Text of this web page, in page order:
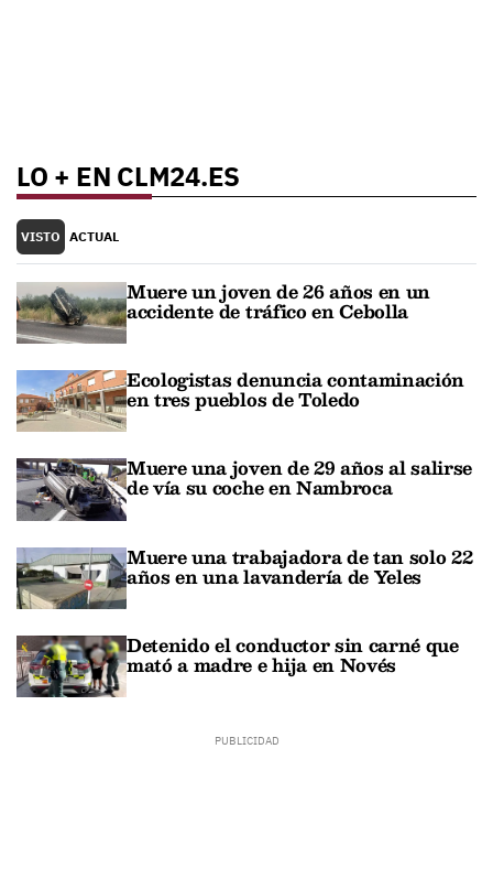
LO + EN CLM24.ES
VISTO ACTUAL
Muere un joven de 26 años en un
accidente de tráfico en Cebolla
Ecologistas denuncia contaminación
en tres pueblos de Toledo
Muere una joven de 29 años al salirse
de vía su coche en Nambroca
Muere una trabajadora de tan solo 22
años en una lavandería de Yeles
Detenido el conductor sin carné que
mató a madre e hija en Novés